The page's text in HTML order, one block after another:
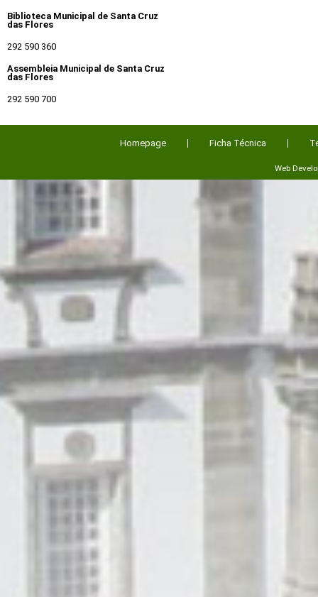
Biblioteca Municipal de Santa Cruz
das Flores
292 590 360
Assembleia Municipal de Santa Cruz
das Flores
292 590 700
Homepage Ficha Técnica
Web